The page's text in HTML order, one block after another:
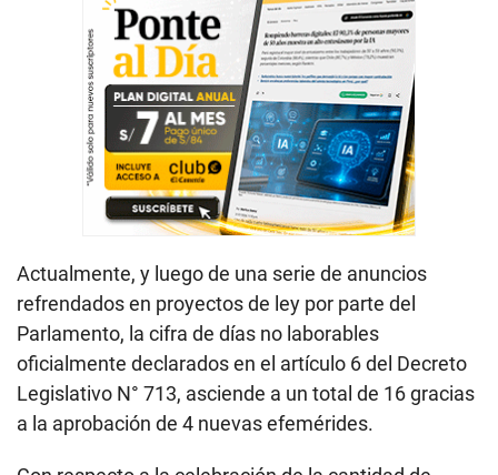
Actualmente, y luego de una serie de anuncios
refrendados en proyectos de ley por parte del
Parlamento, la cifra de días no laborables
oficialmente declarados en el artículo 6 del Decreto
Legislativo N° 713, asciende a un total de 16 gracias
a la aprobación de 4 nuevas efemérides.